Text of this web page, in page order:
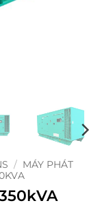
/ MÁY PHÁT